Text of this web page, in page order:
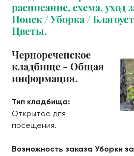
расписание, схема, уход
Поиск / Уборка /
Цветы.
Чернореченское
кладбище - Общая
информация.
Тип кладбища:
Открытое для
посещения.
Возможность заказа Уборки